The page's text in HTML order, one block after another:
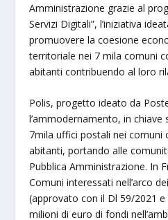
Amministrazione grazie al
Servizi Digitali”, l’iniziativa
promuovere la coesione
territoriale nei 7 mila comuni
abitanti contribuendo al loro
Polis, progetto ideato da
l’ammodernamento, in chiave
7mila uffici postali nei comuni
abitanti, portando alle
Pubblica Amministrazione. In
Comuni interessati nell’arco
(approvato con il Dl 59/2021
milioni di euro di fondi